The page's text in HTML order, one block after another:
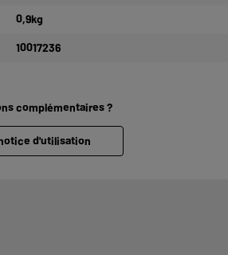
0,9kg
10017236
complémentaires ?
d'utilisation